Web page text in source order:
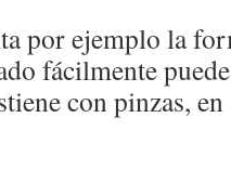
por ejemplo la
fácilmente
con pinzas,